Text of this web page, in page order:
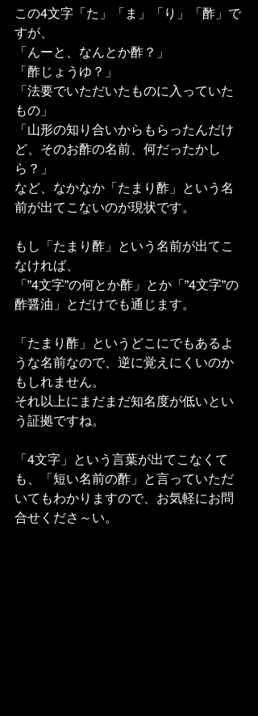
この4文字「た」「ま」「り」「酢」で
すが、
「んーと、なんとか酢？」
「酢じょうゆ？」
「法要でいただいたものに入っていた
もの」
「山形の知り合いからもらったんだけ
ど、そのお酢の名前、何だったかし
ら？」
など、なかなか「たまり酢」という名
前が出てこないのが現状です。
もし「たまり酢」という名前が出てこ
なければ、
「”4文字”の何とか酢」とか「”4文字”の
酢醤油」とだけでも通じます。
「たまり酢」というどこにでもあるよ
うな名前なので、逆に覚えにくいのか
もしれません。
それ以上にまだまだ知名度が低いとい
う証拠ですね。
「4文字」という言葉が出てこなくて
も、「短い名前の酢」と言っていただ
いてもわかりますので、お気軽にお問
合せくださ～い。